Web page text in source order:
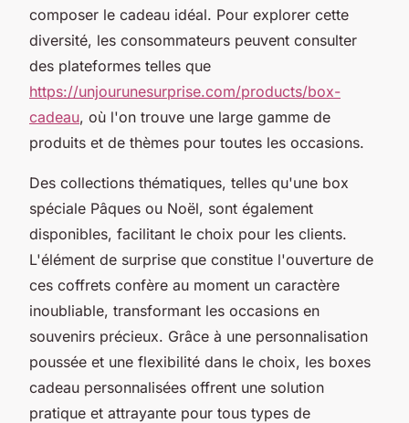
composer le cadeau idéal. Pour explorer cette
diversité, les consommateurs peuvent consulter
des plateformes telles que
https://unjourunesurprise.com/products/box-
cadeau, où l'on trouve une large gamme de
produits et de thèmes pour toutes les occasions.
Des collections thématiques, telles qu'une box
spéciale Pâques ou Noël, sont également
disponibles, facilitant le choix pour les clients.
L'élément de surprise que constitue l'ouverture de
ces coffrets confère au moment un caractère
inoubliable, transformant les occasions en
souvenirs précieux. Grâce à une personnalisation
poussée et une flexibilité dans le choix, les boxes
cadeau personnalisées offrent une solution
pratique et attrayante pour tous types de